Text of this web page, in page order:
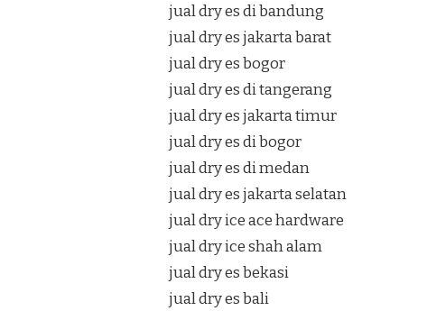
jual dry es di bandung
jual dry es jakarta barat
jual dry es bogor
jual dry es di tangerang
jual dry es jakarta timur
jual dry es di bogor
jual dry es di medan
jual dry es jakarta selatan
jual dry ice ace hardware
jual dry ice shah alam
jual dry es bekasi
jual dry es bali